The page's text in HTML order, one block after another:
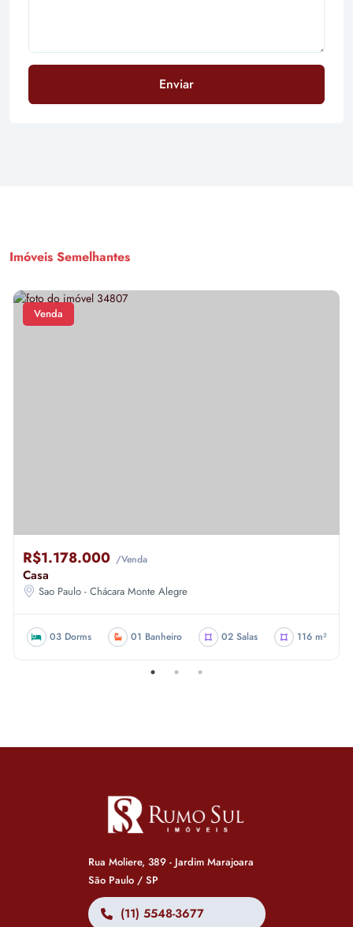
Enviar
Imóveis Semelhantes
Venda
R$1.178.000 /Venda
Casa
Sao Paulo - Chácara Monte Alegre
03 Dorms 01 Banheiro 02 Salas 116 m²
Rua Moliere, 389 - Jardim Marajoara
São Paulo / SP
(11) 5548-3677